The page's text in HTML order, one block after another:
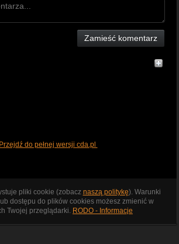
Zamieść komentarz
Przejdź do pełnej wersji cda.pl
pliki cookie (zobacz naszą politykę). Warunki
dostępu do plików cookies możesz zmienić w
Twojej przeglądarki. RODO - Informacje